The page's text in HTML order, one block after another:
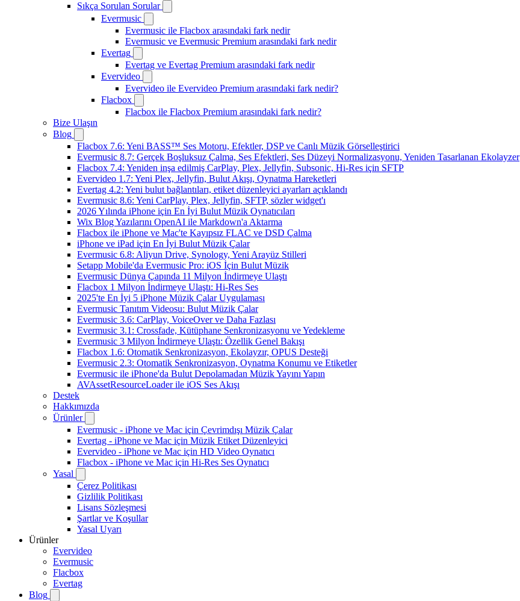
Sıkça Sorulan Sorular
Evermusic
Evermusic ile Flacbox arasındaki fark nedir
Evermusic ve Evermusic Premium arasındaki fark nedir
Evertag
Evertag ve Evertag Premium arasındaki fark nedir
Evervideo
Evervideo ile Evervideo Premium arasındaki fark nedir?
Flacbox
Flacbox ile Flacbox Premium arasındaki fark nedir?
Bize Ulaşın
Blog
Flacbox 7.6: Yeni BASS™ Ses Motoru, Efektler, DSP ve Canlı Müzik Görselleştirici
Evermusic 8.7: Gerçek Boşluksuz Çalma, Ses Efektleri, Ses Düzeyi Normalizasyonu, Yeniden Tasarlanan Ekolayzer
Flacbox 7.4: Yeniden inşa edilmiş CarPlay, Plex, Jellyfin, Subsonic, Hi-Res için SFTP
Evervideo 1.7: Yeni Plex, Jellyfin, Bulut Akışı, Oynatma Hareketleri
Evertag 4.2: Yeni bulut bağlantıları, etiket düzenleyici ayarları açıklandı
Evermusic 8.6: Yeni CarPlay, Plex, Jellyfin, SFTP, sözler widget'ı
2026 Yılında iPhone için En İyi Bulut Müzik Oynatıcıları
Wix Blog Yazılarını OpenAI ile Markdown'a Aktarma
Flacbox ile iPhone ve Mac'te Kayıpsız FLAC ve DSD Çalma
iPhone ve iPad için En İyi Bulut Müzik Çalar
Evermusic 6.8: Aliyun Drive, Synology, Yeni Arayüz Stilleri
Setapp Mobile'da Evermusic Pro: iOS İçin Bulut Müzik
Evermusic Dünya Çapında 11 Milyon İndirmeye Ulaştı
Flacbox 1 Milyon İndirmeye Ulaştı: Hi-Res Ses
2025'te En İyi 5 iPhone Müzik Çalar Uygulaması
Evermusic Tanıtım Videosu: Bulut Müzik Çalar
Evermusic 3.6: CarPlay, VoiceOver ve Daha Fazlası
Evermusic 3.1: Crossfade, Kütüphane Senkronizasyonu ve Yedekleme
Evermusic 3 Milyon İndirmeye Ulaştı: Özellik Genel Bakışı
Flacbox 1.6: Otomatik Senkronizasyon, Ekolayzır, OPUS Desteği
Evermusic 2.3: Otomatik Senkronizasyon, Oynatma Konumu ve Etiketler
Evermusic ile iPhone'da Bulut Depolamadan Müzik Yayını Yapın
AVAssetResourceLoader ile iOS Ses Akışı
Destek
Hakkımızda
Ürünler
Evermusic - iPhone ve Mac için Çevrimdışı Müzik Çalar
Evertag - iPhone ve Mac için Müzik Etiket Düzenleyici
Evervideo - iPhone ve Mac için HD Video Oynatıcı
Flacbox - iPhone ve Mac için Hi-Res Ses Oynatıcı
Yasal
Çerez Politikası
Gizlilik Politikası
Lisans Sözleşmesi
Şartlar ve Koşullar
Yasal Uyarı
Ürünler
Evervideo
Evermusic
Flacbox
Evertag
Blog